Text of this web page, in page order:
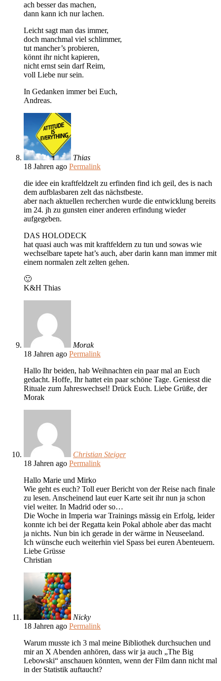
ach besser das machen,
dann kann ich nur lachen.
Leicht sagt man das immer,
doch manchmal viel schlimmer,
tut mancher’s probieren,
könnt ihr nicht kapieren,
nicht ernst sein darf Reim,
voll Liebe nur sein.
In Gedanken immer bei Euch,
Andreas.
Thias
18 Jahren ago Permalink
die idee ein kraftfeldzelt zu erfinden find ich geil, des is nach
dem aufblasbaren zelt das nächstbeste.
aber nach aktuellen recherchen wurde die entwicklung bereits
im 24. jh zu gunsten einer anderen erfindung wieder
aufgegeben.
DAS HOLODECK
hat quasi auch was mit kraftfeldern zu tun und sowas wie
wechselbare tapete hat’s auch, aber darin kann man immer mit
einem normalen zelt zelten gehen.
🙂
K&H Thias
Morak
18 Jahren ago Permalink
Hallo Ihr beiden, hab Weihnachten ein paar mal an Euch
gedacht. Hoffe, Ihr hattet ein paar schöne Tage. Geniesst die
Rituale zum Jahreswechsel! Drück Euch. Liebe Grüße, der
Morak
Christian Steiger
18 Jahren ago Permalink
Hallo Marie und Mirko
Wie geht es euch? Toll euer Bericht von der Reise nach finale
zu lesen. Anscheinend laut euer Karte seit ihr nun ja schon
viel weiter. In Madrid oder so…
Die Woche in Imperia war Trainings mässig ein Erfolg, leider
konnte ich bei der Regatta kein Pokal abhole aber das macht
ja nichts. Nun bin ich gerade in der wärme in Neuseeland.
Ich wünsche euch weiterhin viel Spass bei euren Abenteuern.
Liebe Grüsse
Christian
Nicky
18 Jahren ago Permalink
Warum musste ich 3 mal meine Bibliothek durchsuchen und
mir an X Abenden anhören, dass wir ja auch „The Big
Lebowski“ anschauen könnten, wenn der Film dann nicht mal
in der Statistik auftaucht?